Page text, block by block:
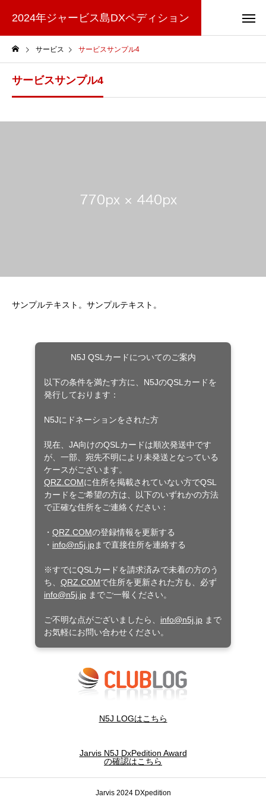
2024年ジャービス島DXペディション
サービス サービスサンプル4
サービスサンプル4
サンプルテキスト。サンプルテキスト。
N5J QSLカードについてのご案内
以下の条件を満たす方に、N5JのQSLカードを
発行しております：
N5Jにドネーションをされた方
現在、JA向けのQSLカードは順次発送中です
が、一部、宛先不明により未発送となっている
ケースがございます。
QRZ.COMに住所を掲載されていない方でQSL
カードをご希望の方は、以下のいずれかの方法
で正確な住所をご連絡ください：
・ QRZ.COMの登録情報を更新する
・ info@n5j.jpまで直接住所を連絡する
※すでにQSLカードを請求済みで未着の方のう
ち、 QRZ.COMで住所を更新された方も、必ず
info@n5j.jp までご一報ください。
ご不明な点がございましたら、 info@n5j.jp まで
お気軽にお問い合わせください。
N5J LOGはこちら
Jarvis N5J DxPedition Award
の確認はこちら
Jarvis 2024 DXpedition